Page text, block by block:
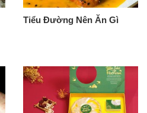
Tiểu Đường Nên Ăn Gì